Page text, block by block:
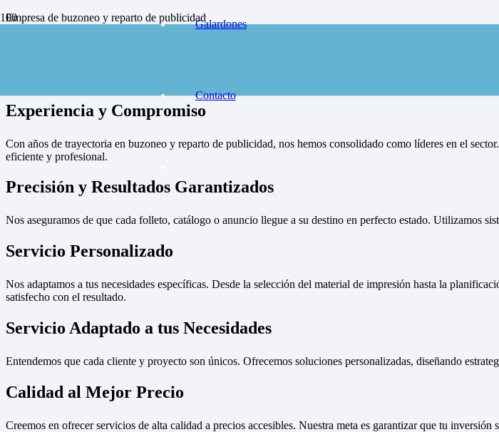
Galardones
Contacto
Empresa de buzoneo y reparto de publicidad
en toda España, solicite presupuesto
Contactar
Experiencia y Compromiso
Con años de trayectoria en buzoneo y reparto de publicidad, nos hemos consolidado como líderes en el
eficiente y profesional.
Precisión y Resultados Garantizados
Nos aseguramos de que cada folleto, catálogo o anuncio llegue a su destino en perfecto estado. Utilizamos
Servicio Personalizado
Nos adaptamos a tus necesidades específicas. Desde la selección del material de impresión hasta la
satisfecho con el resultado.
Servicio Adaptado a tus Necesidades
Entendemos que cada cliente y proyecto son únicos. Ofrecemos soluciones personalizadas, diseñando
Calidad al Mejor Precio
Creemos en ofrecer servicios de alta calidad a precios accesibles. Nuestra meta es garantizar que tu